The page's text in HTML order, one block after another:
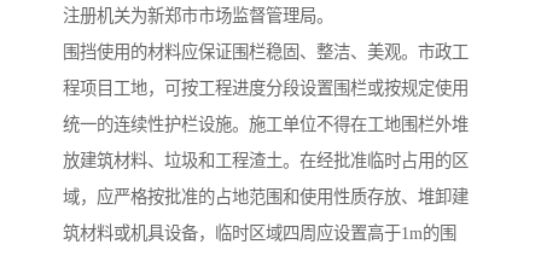
注册机关为新郑市市场监督管理局。
围挡使用的材料应保证围栏稳固、整洁、美观。市政工
程项目工地，可按工程进度分段设置围栏或按规定使用
统一的连续性护栏设施。施工单位不得在工地围栏外堆
放建筑材料、垃圾和工程渣土。在经批准临时占用的区
域，应严格按批准的占地范围和使用性质存放、堆卸建
筑材料或机具设备，临时区域四周应设置高于1m的围